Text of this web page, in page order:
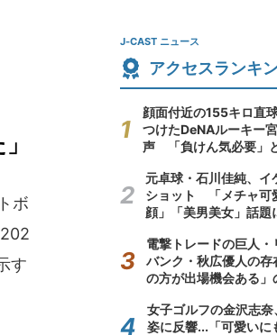
ボ
す
J-CAST ニュース
アクセスランキ
顔面付近の155キロ直
つけたDeNAルーキー
声 「負けん気必要」
元卓球・石川佳純、イ
ショット 「メチャ可
顔」「美男美女」話題
電撃トレードの巨人・
バンク・秋広優人の
の方が出場機会ある」
女子ゴルフの金沢志奈
姿に反響...「可愛い